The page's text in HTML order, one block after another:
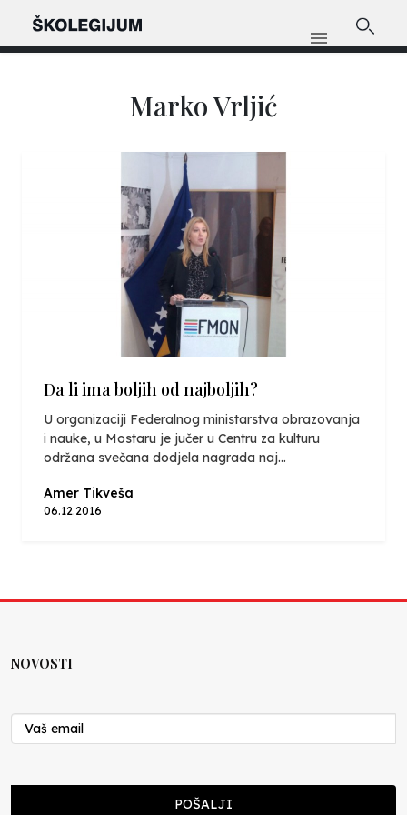
Marko Vrljić
Da li ima boljih od najboljih?
U organizaciji Federalnog ministarstva obrazovanja
i nauke, u Mostaru je jučer u Centru za kulturu
održana svečana dodjela nagrada naj...
Amer Tikveša
06.12.2016
NOVOSTI
POŠALJI